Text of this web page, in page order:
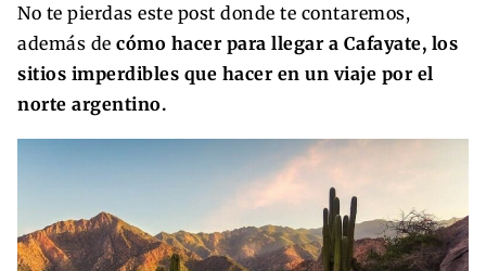
No te pierdas este post donde te contaremos,
además de cómo hacer para llegar a Cafayate, los
sitios imperdibles que hacer en un viaje por el
norte argentino.